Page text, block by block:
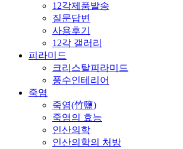
12각제품발송
질문답변
사용후기
12각 갤러리
피라미드
크리스탈피라미드
풍수인테리어
죽염
죽염(竹鹽)
죽염의 효능
인산의학
인산의학의 처방